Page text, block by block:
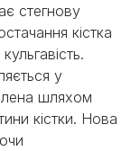
стегнову
кістка
у
шляхом
кістки. Нова